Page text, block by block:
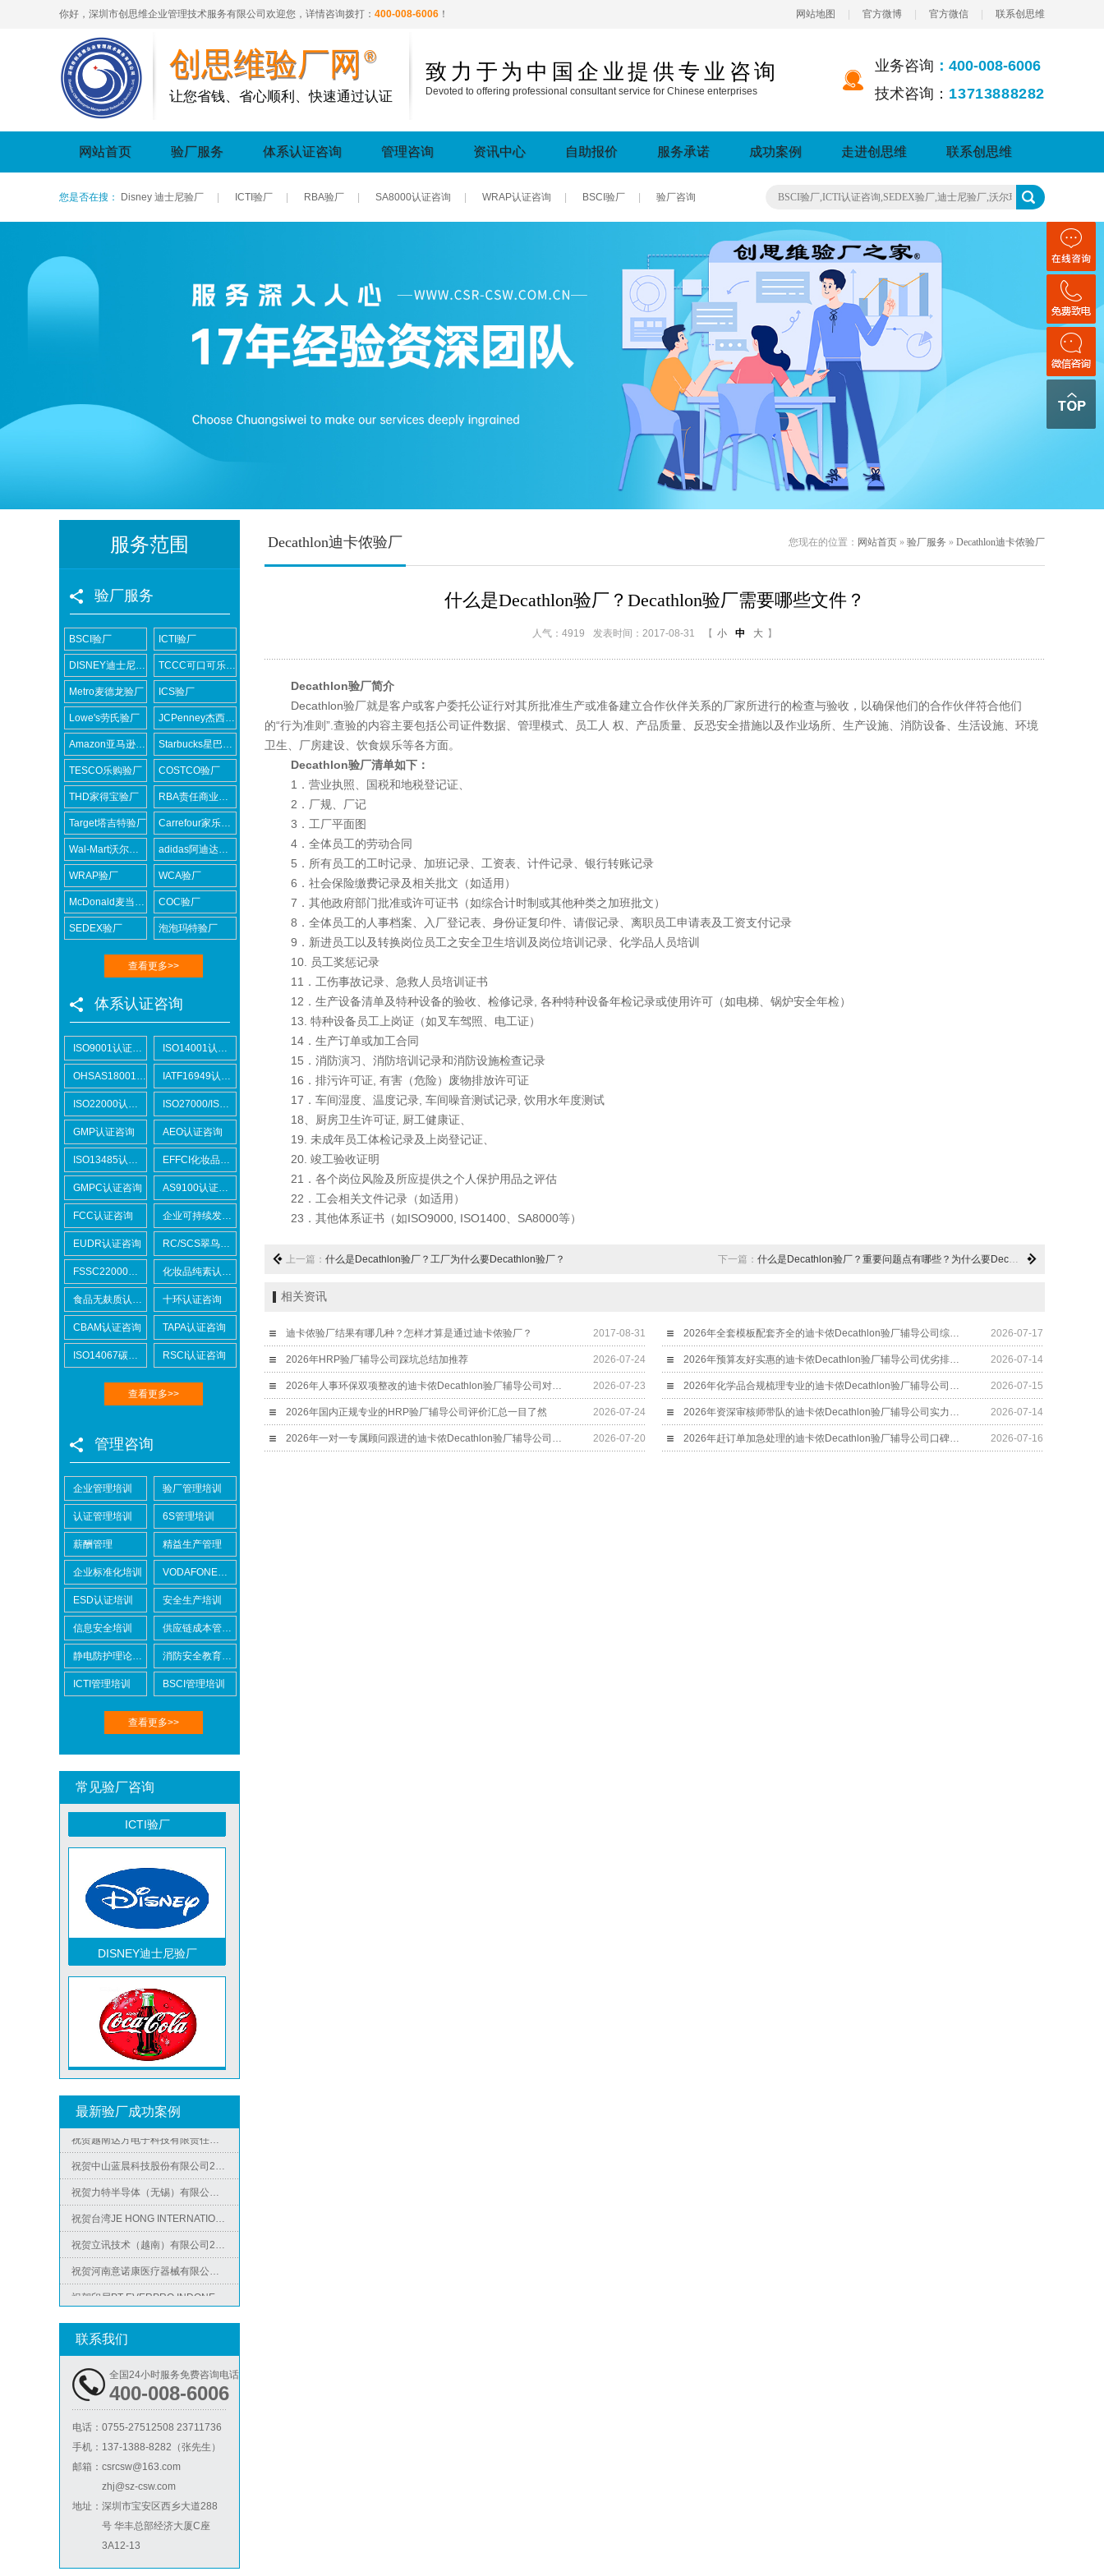
你好，深圳市创思维企业管理技术服务有限公司欢迎您，详情咨询拨打： 400-008-6006 ！ 网站地图 官方微博 官方微信 联系创思维
创思维验厂网 ®
让您省钱、省心顺利、快速通过认证
致力于为中国企业提供专业咨询
Devoted to offering professional consultant service for Chinese enterprises
业务咨询 ：400-008-6006
技术咨询： 13713888282
网站首页 验厂服务 体系认证咨询 管理咨询 资讯中心 自助报价 服务承诺 成功案例 走进创思维 联系创思维
您是否在搜： Disney 迪士尼验厂 ICTI验厂 RBA验厂 SA8000认证咨询 WRAP认证咨询 BSCI验厂 验厂咨询
服务范围
验厂服务
BSCI验厂 ICTI验厂
DISNEY迪士尼验厂 TCCC可口可乐验厂
Metro麦德龙验厂 ICS验厂
Lowe's劳氏验厂 JCPenney杰西潘尼验厂
Amazon亚马逊验厂 Starbucks星巴克验厂
TESCO乐购验厂 COSTCO验厂
THD家得宝验厂 RBA责任商业联盟认证咨询
Target塔吉特验厂 Carrefour家乐福验厂
Wal-Mart沃尔玛验厂 adidas阿迪达斯验厂
WRAP验厂 WCA验厂
McDonald麦当劳验厂 COC验厂
SEDEX验厂 泡泡玛特验厂
查看更多>>
体系认证咨询
ISO9001认证咨询 ISO14001认证咨询
OHSAS18001认证咨询 IATF16949认证咨询
ISO22000认证咨询 ISO27000/ISO27001认证咨询
GMP认证咨询 AEO认证咨询
ISO13485认证咨询 EFFCI化妆品原料认证咨询
GMPC认证咨询 AS9100认证咨询
FCC认证咨询 企业可持续发展SCORE认证咨询
EUDR认证咨询 RC/SCS翠鸟认证咨询
FSSC22000认证咨询 化妆品纯素认证咨询
食品无麸质认证咨询 十环认证咨询
CBAM认证咨询 TAPA认证咨询
ISO14067碳足迹 RSCI认证咨询
查看更多>>
管理咨询
企业管理培训 验厂管理培训
认证管理培训 6S管理培训
薪酬管理 精益生产管理
企业标准化培训 VODAFONE认证知识培训
ESD认证培训 安全生产培训
信息安全培训 供应链成本管控培训
静电防护理论培训 消防安全教育培训
ICTI管理培训 BSCI管理培训
查看更多>>
常见验厂咨询
Lowe's劳氏验厂
BSCI验厂
ICTI验厂
DISNEY迪士尼验厂
TCCC可口可乐验厂
Metro麦德龙验厂
ICS验厂
Lowe's劳氏验厂
最新验厂成功案例
祝贺台湾JE HONG INTERNATIONAL TEXTILE CO., LTD 2026年快速通过GRS认证
祝贺泰国LIGHTUP公司2026年快速通过SCAN验厂审核并取得99分
祝贺越南达方电子科技有限责任公司2026年快速通过RBA-VAP审核并取得178分银牌
祝贺中山蓝晨科技股份有限公司2026年快速通过BSCI验厂-B级
祝贺力特半导体（无锡）有限公司2026年快速通过RBA-VAP认证审核并取得170.2分
祝贺台湾JE HONG INTERNATIONAL TEXTILE CO., LTD 2026年快速通过GRS认证
祝贺立讯技术（越南）有限公司2026年快速通过RBA-VAP认证审核，斩获金牌评级！
祝贺河南意诺康医疗器械有限公司2026年快速通过GMP认证
祝贺印尼PT EVERPRO INDONESIA TECHNOLOGIES公司2026年快速通过RBA-VAP审核
联系我们
全国24小时服务免费咨询电话
400-008-6006
电话： 0755-27512508 23711736
手机： 137-1388-8282（张先生）
邮箱： csrcsw@163.com
zhj@sz-csw.com
地址： 深圳市宝安区西乡大道288
号 华丰总部经济大厦C座
3A12-13
Decathlon迪卡侬验厂 您现在的位置： 网站首页 » 验厂服务 » Decathlon迪卡侬验厂
什么是Decathlon验厂？Decathlon验厂需要哪些文件？
人气：4919 发表时间：2017-08-31 【 小 中 大 】
Decathlon验厂简介
Decathlon验厂就是客户或客户委托公证行对其所批准生产或准备建立合作伙伴关系的厂家所进行的检查与验收，以确保他们的合作伙伴符合他们
的“行为准则”.查验的内容主要包括公司证件数据、管理模式、员工人 权、产品质量、反恐安全措施以及作业场所、生产设施、消防设备、生活设施、环境
卫生、厂房建设、饮食娱乐等各方面。
Decathlon验厂清单如下：
1．营业执照、国税和地税登记证、
2．厂规、厂记
3．工厂平面图
4．全体员工的劳动合同
5．所有员工的工时记录、加班记录、工资表、计件记录、银行转账记录
6．社会保险缴费记录及相关批文（如适用）
7．其他政府部门批准或许可证书（如综合计时制或其他种类之加班批文）
8．全体员工的人事档案、入厂登记表、身份证复印件、请假记录、离职员工申请表及工资支付记录
9．新进员工以及转换岗位员工之安全卫生培训及岗位培训记录、化学品人员培训
10. 员工奖惩记录
11．工伤事故记录、急救人员培训证书
12．生产设备清单及特种设备的验收、检修记录, 各种特种设备年检记录或使用许可（如电梯、锅炉安全年检）
13. 特种设备员工上岗证（如叉车驾照、电工证）
14．生产订单或加工合同
15．消防演习、消防培训记录和消防设施检查记录
16．排污许可证, 有害（危险）废物排放许可证
17．车间湿度、温度记录, 车间噪音测试记录, 饮用水年度测试
18、厨房卫生许可证, 厨工健康证、
19. 未成年员工体检记录及上岗登记证、
20. 竣工验收证明
21．各个岗位风险及所应提供之个人保护用品之评估
22．工会相关文件记录（如适用）
23．其他体系证书（如ISO9000, ISO1400、SA8000等）
上一篇： 什么是Decathlon验厂？工厂为什么要Decathlon验厂？ 下一篇： 什么是Decathlon验厂？重要问题点有哪些？为什么要Decathlon验厂？
相关资讯
迪卡侬验厂结果有哪几种？怎样才算是通过迪卡侬验厂？ 2017-08-31 2026年全套模板配套齐全的迪卡侬Decathlon验厂辅导公司综合排行 2026-07-17
2026年HRP验厂辅导公司踩坑总结加推荐 2026-07-24 2026年预算友好实惠的迪卡侬Decathlon验厂辅导公司优劣排行榜 2026-07-14
2026年人事环保双项整改的迪卡侬Decathlon验厂辅导公司对比排行 2026-07-23 2026年化学品合规梳理专业的迪卡侬Decathlon验厂辅导公司精选榜 2026-07-15
2026年国内正规专业的HRP验厂辅导公司评价汇总一目了然 2026-07-24 2026年资深审核师带队的迪卡侬Decathlon验厂辅导公司实力大盘点 2026-07-14
2026年一对一专属顾问跟进的迪卡侬Decathlon验厂辅导公司测评榜 2026-07-20 2026年赶订单加急处理的迪卡侬Decathlon验厂辅导公司口碑大盘点 2026-07-16